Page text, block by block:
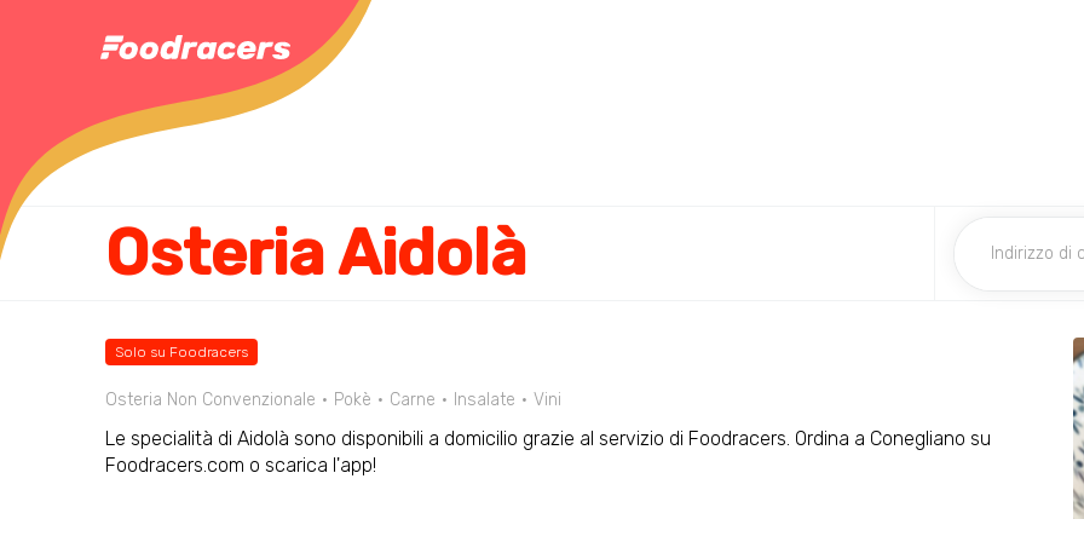
Osteria Aidolà
Solo su Foodracers
Osteria Non Convenzionale Pokè Carne Insalate Vini
Le specialità di Aidolà sono disponibili a domicilio grazie al servizio di Foodracers. Ordina a Conegliano su
Foodracers.com o scarica l'app!